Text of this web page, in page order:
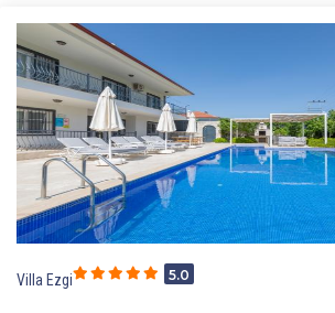
Villa Ezgi 5.0